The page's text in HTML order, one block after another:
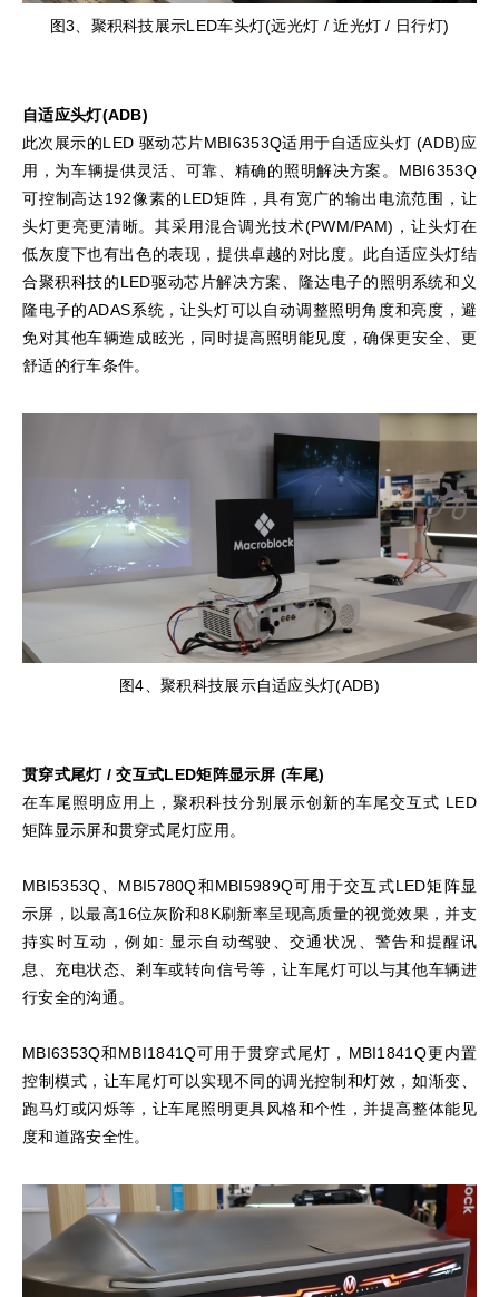
图3、聚积科技展示LED车头灯(远光灯 / 近光灯 / 日行灯)
自适应头灯(ADB)
此次展示的LED 驱动芯片MBI6353Q适用于自适应头灯 (ADB)应
用，为车辆提供灵活、可靠、精确的照明解决方案。MBI6353Q
可控制高达192像素的LED矩阵，具有宽广的输出电流范围，让
头灯更亮更清晰。其采用混合调光技术(PWM/PAM)，让头灯在
低灰度下也有出色的表现，提供卓越的对比度。此自适应头灯结
合聚积科技的LED驱动芯片解决方案、隆达电子的照明系统和义
隆电子的ADAS系统，让头灯可以自动调整照明角度和亮度，避
免对其他车辆造成眩光，同时提高照明能见度，确保更安全、更
舒适的行车条件。
图4、聚积科技展示自适应头灯(ADB)
贯穿式尾灯 / 交互式LED矩阵显示屏 (车尾)
在车尾照明应用上，聚积科技分别展示创新的车尾交互式 LED
矩阵显示屏和贯穿式尾灯应用。
MBI5353Q、MBI5780Q和MBI5989Q可用于交互式LED矩阵显
示屏，以最高16位灰阶和8K刷新率呈现高质量的视觉效果，并支
持实时互动，例如: 显示自动驾驶、交通状况、警告和提醒讯
息、充电状态、剎车或转向信号等，让车尾灯可以与其他车辆进
行安全的沟通。
MBI6353Q和MBI1841Q可用于贯穿式尾灯，MBI1841Q更内置
控制模式，让车尾灯可以实现不同的调光控制和灯效，如渐变、
跑马灯或闪烁等，让车尾照明更具风格和个性，并提高整体能见
度和道路安全性。